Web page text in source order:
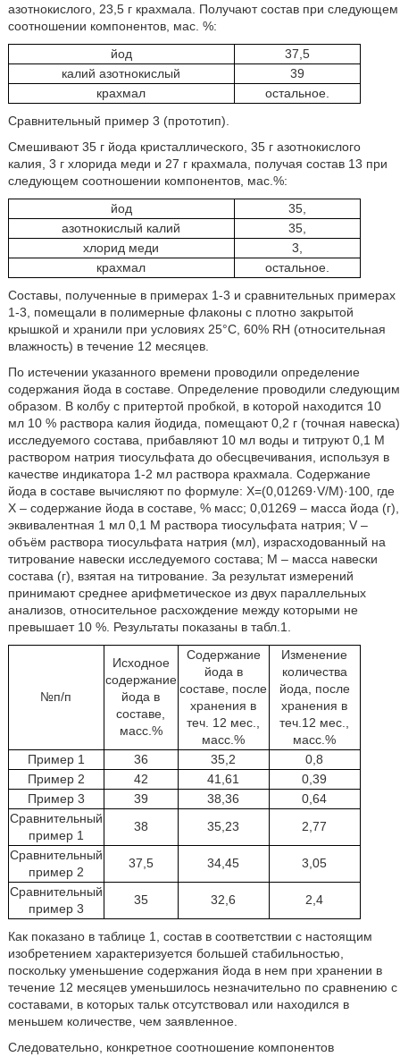
азотнокислого, 23,5 г крахмала. Получают состав при следующем
соотношении компонентов, мас. %:
йод
37,5
калий азотнокислый
39
крахмал
остальное.
Сравнительный пример 3 (прототип).
Смешивают 35 г йода кристаллического, 35 г азотнокислого
калия, 3 г хлорида меди и 27 г крахмала, получая состав 13 при
следующем соотношении компонентов, мас.%:
йод
35,
азотнокислый калий
35,
хлорид меди
3,
крахмал
остальное.
Составы, полученные в примерах 1-3 и сравнительных примерах
1-3, помещали в полимерные флаконы с плотно закрытой
крышкой и хранили при условиях 25°C, 60% RH (относительная
влажность) в течение 12 месяцев.
По истечении указанного времени проводили определение
содержания йода в составе. Определение проводили следующим
образом. В колбу с притертой пробкой, в которой находится 10
мл 10 % раствора калия йодида, помещают 0,2 г (точная навеска)
исследуемого состава, прибавляют 10 мл воды и титруют 0,1 М
раствором натрия тиосульфата до обесцвечивания, используя в
качестве индикатора 1-2 мл раствора крахмала. Содержание
йода в составе вычисляют по формуле: X=(0,01269·V/M)·100, где
X – содержание йода в составе, % масс; 0,01269 – масса йода (г),
эквивалентная 1 мл 0,1 М раствора тиосульфата натрия; V –
объём раствора тиосульфата натрия (мл), израсходованный на
титрование навески исследуемого состава; М – масса навески
состава (г), взятая на титрование. За результат измерений
принимают среднее арифметическое из двух параллельных
анализов, относительное расхождение между которыми не
превышает 10 %. Результаты показаны в табл.1.
№п/п
Исходное
содержание
йода в
составе,
масс.%
Содержание
йода в
составе, после
хранения в
теч. 12 мес.,
масс.%
Изменение
количества
йода, после
хранения в
теч.12 мес.,
масс.%
Пример 1
36 35,2
0,8
Пример 2
42 41,61
0,39
Пример 3
39 38,36
0,64
Сравнительный
пример 1
38 35,23
2,77
Сравнительный
пример 2
37,5 34,45
3,05
Сравнительный
пример 3
35 32,6 2,4
Как показано в таблице 1, состав в соответствии с настоящим
изобретением характеризуется большей стабильностью,
поскольку уменьшение содержания йода в нем при хранении в
течение 12 месяцев уменьшилось незначительно по сравнению с
составами, в которых тальк отсутствовал или находился в
меньшем количестве, чем заявленное.
Следовательно, конкретное соотношение компонентов